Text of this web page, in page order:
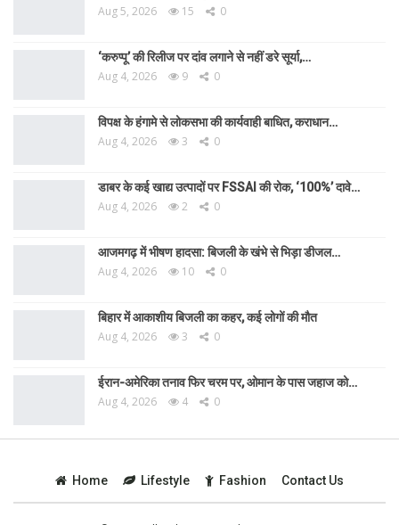
Aug 5, 2026 15 0
‘करुप्पू’ की रिलीज पर दांव लगाने से नहीं डरे सूर्या,…
Aug 4, 2026 9 0
विपक्ष के हंगामे से लोकसभा की कार्यवाही बाधित, कराधान…
Aug 4, 2026 3 0
डाबर के कई खाद्य उत्पादों पर FSSAI की रोक, ‘100%’ दावे…
Aug 4, 2026 2 0
आजमगढ़ में भीषण हादसा: बिजली के खंभे से भिड़ा डीजल…
Aug 4, 2026 10 0
बिहार में आकाशीय बिजली का कहर, कई लोगों की मौत
Aug 4, 2026 3 0
ईरान-अमेरिका तनाव फिर चरम पर, ओमान के पास जहाज को…
Aug 4, 2026 4 0
Home Lifestyle Fashion Contact Us